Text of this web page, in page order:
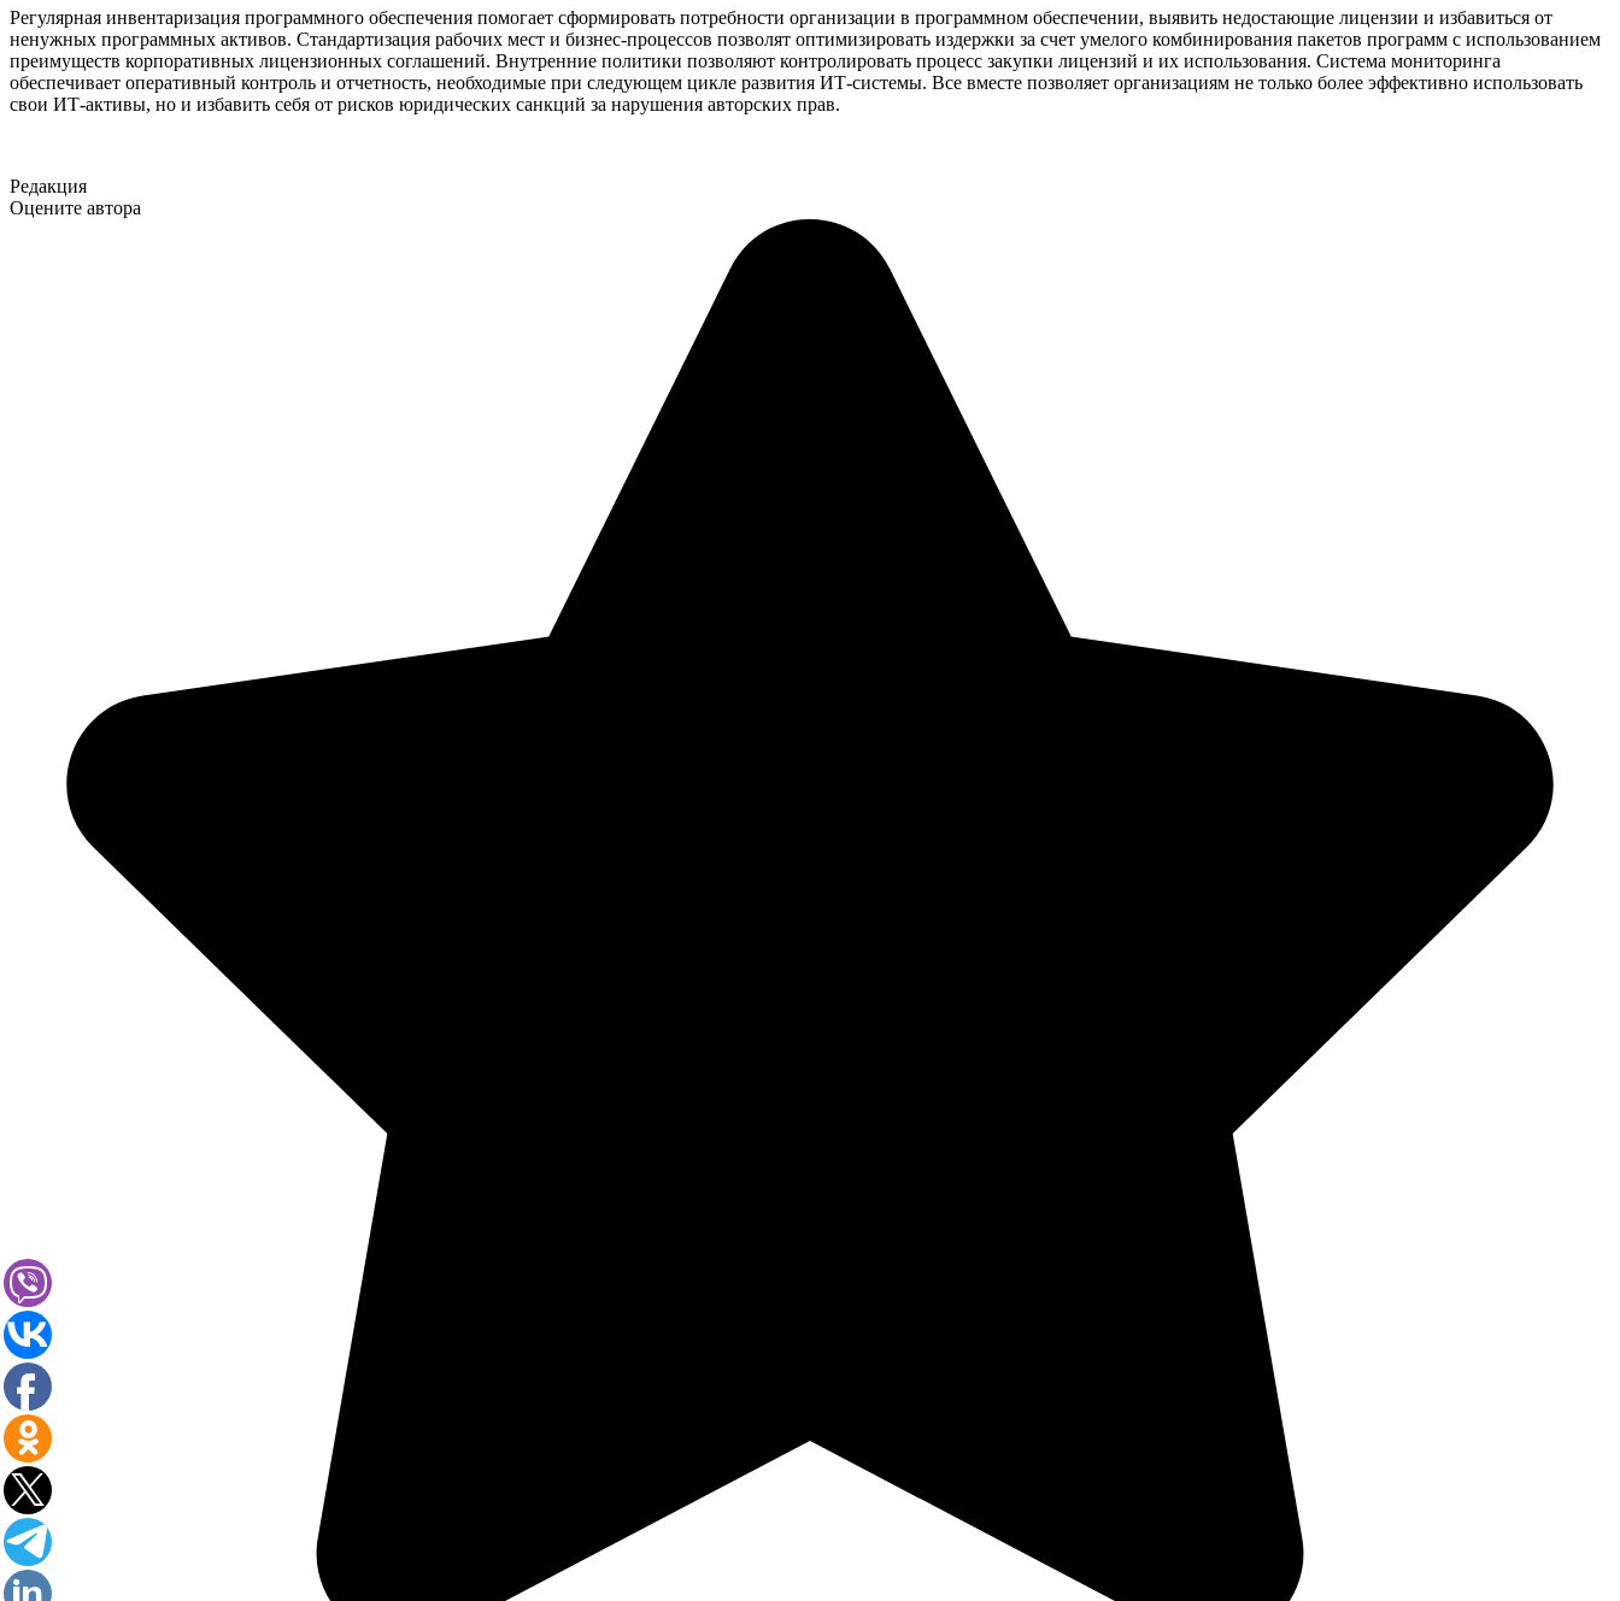
Регулярная инвентаризация программного обеспечения помогает сформировать потребности организации в программном обеспечении, выявить недостающие лицензии и избавиться от
ненужных программных активов. Стандартизация рабочих мест и бизнес-процессов позволят оптимизировать издержки за счет умелого комбинирования пакетов программ с использованием
преимуществ корпоративных лицензионных соглашений. Внутренние политики позволяют контролировать процесс закупки лицензий и их использования. Система мониторинга
обеспечивает оперативный контроль и отчетность, необходимые при следующем цикле развития ИТ-системы. Все вместе позволяет организациям не только более эффективно использовать
свои ИТ-активы, но и избавить себя от рисков юридических санкций за нарушения авторских прав.
Редакция
Оцените автора